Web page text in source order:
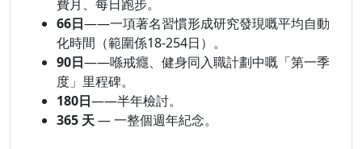
費月、每日跑步。
66日——一項著名習慣形成研究發現嘅平均自動
化時間（範圍係18-254日）。
90日——喺戒癮、健身同入職計劃中嘅「第一季
度」里程碑。
180日——半年檢討。
365 天— 一整個週年紀念。